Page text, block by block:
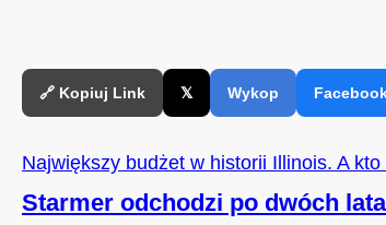
🔗 Kopiuj Link 𝕏 Wykop
Największy budżet w historii Illinois. A kto
Starmer odchodzi po dwóch